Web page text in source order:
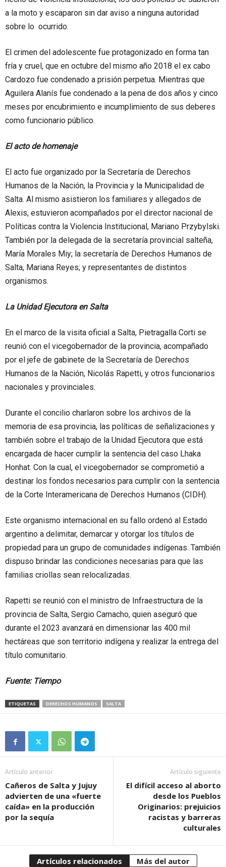
a la moto y escaparon sin dar aviso a ninguna autoridad
sobre lo ocurrido.
El crimen del adolescente fue protagonizado en forma tan
fría y cruel, que en octubre del mismo año 2018 el ex cabo
Cardozo fue condenado a prisión perpetua. Mientras que
Aguilera Alanís fue condenado a la pena de dos años y cinco
meses por encubrimiento e incumplimiento de sus deberes
como funcionario público.
El acto de homenaje
El acto fue organizado por la Secretaría de Derechos
Humanos de la Nación, la Provincia y la Municipalidad de
Salta. Al mismo asistieron los familiares y allegados de
Alexis, estuvieron acompañados por el director nacional de
Políticas contra la Violencia Institucional, Mariano Przybylski.
También por la delegada de la secretaría provincial salteña,
María Morales Miy; la secretaría de Derechos Humanos de
Salta, Mariana Reyes; y representantes de distintos
organismos.
La Unidad Ejecutora en Salta
En el marco de la visita oficial a Salta, Pietragalla Corti se
reunió con el vicegobernador de la provincia, acompañado
por el jefe de gabinete de la Secretaría de Derechos
Humanos de la Nación, Nicolás Rapetti, y otros funcionarios
nacionales y provinciales.
Durante el concilio charlaron sobre los archivos de la
memoria de esa provincia, las políticas de señalizaciones y
también sobre el trabajo de la Unidad Ejecutora que está
encargada de hacer cumplir la sentencia del caso Lhaka
Honhat. Con la cual, el vicegobernador se comprometió a
destinar los fondos necesarios para cumplir con la sentencia
de la Corte Interamericana de Derechos Humanos (CIDH).
Este organismo internacional en su fallo ordenó al Estado
argentino a delimitar, demarcar y otorgar los títulos de
propiedad para un grupo de comunidades indígenas. También
dispuso brindar las condiciones necesarias para que las
familias criollas sean relocalizadas.
Rapetti se reunió con el ministro de Infraestructura de la
provincia de Salta, Sergio Camacho, quien aseguró que
durante el 2023 avanzará en dimensionar las 400 mil
hectáreas que son territorio indígena y realizar la entrega del
título comunitario.
Fuente: Tiempo
ETIQUETAS DERECHOS HUMANOS SALTA
Artículo anterior
Cañeros de Salta y Jujuy
advierten de una «fuerte
caída» en la producción
por la sequía
Artículo siguiente
El difícil acceso al aborto
desde los Pueblos
Originarios: prejuicios
racistas y barreras
culturales
Artículos relacionados Más del autor